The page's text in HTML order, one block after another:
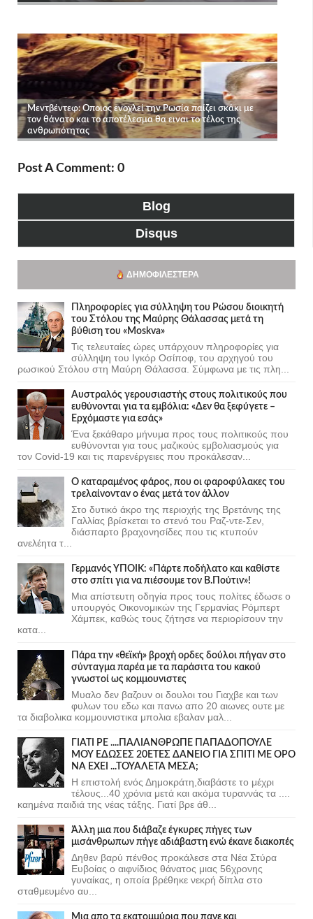
Post A Comment: 0
Blog
Disqus
ΔΗΜΟΦΙΛΈΣΤΕΡΑ
Πληροφορίες για σύλληψη του Ρώσου διοικητή
του Στόλου της Mαύρης Θάλασσας μετά τη
βύθιση του «Moskva»
Τις τελευταίες ώρες υπάρχουν πληροφορίες για
σύλληψη του Ιγκόρ Οσίποφ, του αρχηγού του
ρωσικού Στόλου στη Μαύρη Θάλασσα. Σύμφωνα με τις πλη...
Αυστραλός γερουσιαστής στους πολιτικούς που
ευθύνονται για τα εμβόλια: «Δεν θα ξεφύγετε –
Ερχόμαστε για εσάς»
Ένα ξεκάθαρο μήνυμα προς τους πολιτικούς που
ευθύνονται για τους μαζικούς εμβολιασμούς για
τον Covid-19 και τις παρενέργειες που προκάλεσαν...
Ο καταραμένος φάρος, που οι φαροφύλακες του
τρελαίνονταν ο ένας μετά τον άλλον
Στο δυτικό άκρο της περιοχής της Βρετάνης της
Γαλλίας βρίσκεται το στενό του Ραζ-ντε-Σεν,
διάσπαρτο βραχονησίδες που τις κτυπούν
ανελέητα τ...
Γερμανός ΥΠΟΙΚ: «Πάρτε ποδήλατο και καθίστε
στο σπίτι για να πιέσουμε τον Β.Πούτιν»!
Μια απίστευτη οδηγία προς τους πολίτες έδωσε ο
υπουργός Οικονομικών της Γερμανίας Ρόμπερτ
Χάμπεκ, καθώς τους ζήτησε να περιορίσουν την
κατα...
Πάρα την «θεϊκή» βροχή ορδες δούλοι πήγαν στο
σύνταγμα παρέα με τα παράσιτα του κακού
γνωστοί ως κομμουνιστες
Μυαλο δεν βαζουν οι δουλοι του Γιαχβε και των
φυλων του εδω και πανω απο 20 αιωνες ουτε με
τα διαβολικα κομμουνιστικα μπολια εβαλαν μαλ...
ΓΙΑΤΙ ΡΕ ....ΠΑΛΙΑΝΘΡΩΠΕ ΠΑΠΑΔΟΠΟΥΛΕ
ΜΟΥ ΕΔΩΣΕΣ 20ΕΤΕΣ ΔΑΝΕΙΟ ΓΙΑ ΣΠΙΤΙ ΜΕ ΟΡΟ
ΝΑ ΕΧΕΙ ...ΤΟΥΑΛΕΤΑ ΜΕΣΑ;
Η επιστολή ενός Δημοκράτη,διαβάστε το μέχρι
τέλους...40 χρόνια μετά και ακόμα τυραννάς τα ....
καημένα παιδιά της νέας τάξης. Γιατί βρε άθ...
Άλλη μια που διάβαζε έγκυρες πήγες των
μισάνθρωπων πήγε αδιάβαστη ενώ έκανε διακοπές
Δηθεν βαρύ πένθος προκάλεσε στα Νέα Στύρα
Ευβοίας ο αιφνίδιος θάνατος μιας 56χρονης
γυναίκας, η οποία βρέθηκε νεκρή δίπλα στο
σταθμευμένο αυ...
Μια απο τα εκατομμύρια που πανε και